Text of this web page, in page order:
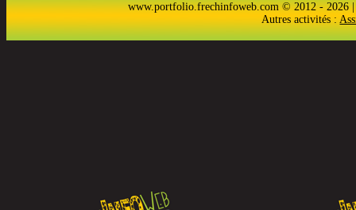
www.portfolio.frechinfoweb.com © 2012 - 2026
Autres activités :